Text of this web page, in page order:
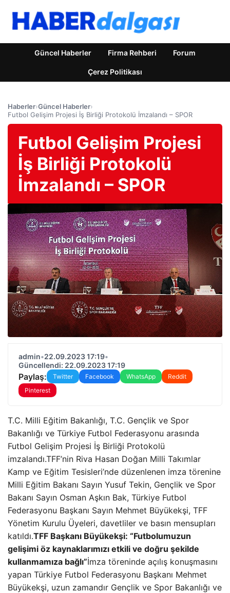
Güncel Haberler Firma Rehberi Forum
Çerez Politikası
Haberler›Güncel Haberler›
Futbol Gelişim Projesi İş Birliği Protokolü İmzalandı – SPOR
Futbol Gelişim Projesi
İş Birliği Protokolü
İmzalandı – SPOR
admin•22.09.2023 17:19•
Güncellendi: 22.09.2023 17:19
Paylaş: Twitter Facebook WhatsApp
Reddit
Pinterest
T.C. Milli Eğitim Bakanlığı, T.C. Gençlik ve Spor
Bakanlığı ve Türkiye Futbol Federasyonu arasında
Futbol Gelişim Projesi İş Birliği Protokolü
imzalandı.TFF’nin Riva Hasan Doğan Milli Takımlar
Kamp ve Eğitim Tesisleri’nde düzenlenen imza törenine
Milli Eğitim Bakanı Sayın Yusuf Tekin, Gençlik ve Spor
Bakanı Sayın Osman Aşkın Bak, Türkiye Futbol
Federasyonu Başkanı Sayın Mehmet Büyükekşi, TFF
Yönetim Kurulu Üyeleri, davetliler ve basın mensupları
katıldı.TFF Başkanı Büyükekşi: “Futbolumuzun
gelişimi öz kaynaklarımızı etkili ve doğru şekilde
kullanmamıza bağlı”İmza töreninde açılış konuşmasını
yapan Türkiye Futbol Federasyonu Başkanı Mehmet
Büyükekşi, uzun zamandır Gençlik ve Spor Bakanlığı ve